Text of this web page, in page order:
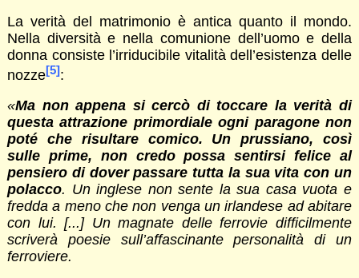
La verità del matrimonio è antica quanto il mondo.
Nella diversità e nella comunione dell’uomo e della
donna consiste l’irriducibile vitalità dell’esistenza delle
nozze[5]:
«Ma non appena si cercò di toccare la verità di
questa attrazione primordiale ogni paragone non
poté che risultare comico. Un prussiano, così
sulle prime, non credo possa sentirsi felice al
pensiero di dover passare tutta la sua vita con un
polacco. Un inglese non sente la sua casa vuota e
fredda a meno che non venga un irlandese ad abitare
con lui. [...] Un magnate delle ferrovie difficilmente
scriverà poesie sull’affascinante personalità di un
ferroviere.